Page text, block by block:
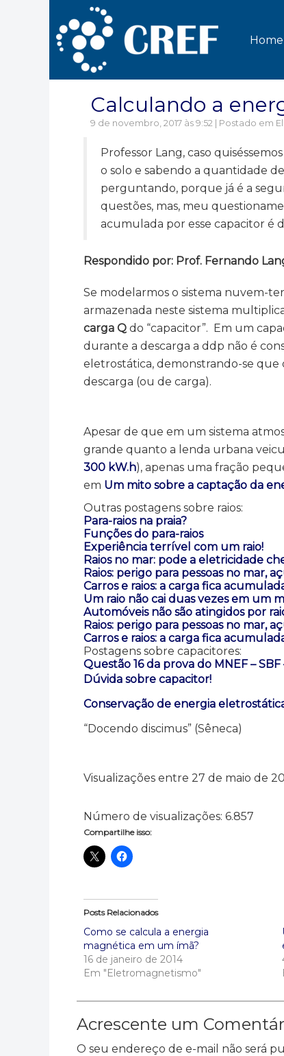
Home
Calculando a
9 de novembro, 2017 às 9:52 | Postado em
Professor Lang, caso
o solo e sabendo a quantidade
perguntando, porque já é a
questões, mas, meu
acumulada por esse capacitor é
Respondido por: Prof. Fernando
Se modelarmos o sistema nuvem-
armazenada neste sistema
carga Q do “capacitor”. Em um
durante a descarga a ddp não é
eletrostática, demonstrando-se que
descarga (ou de carga).
Apesar de que em um sistema
grande quanto a lenda urbana
300 kW.h), apenas uma fração
em Um mito sobre a captação da
Outras postagens sobre raios:
Para-raios na praia?
Funções do para-raios
Experiência terrível com um raio!
Raios no mar: pode a eletricidade
Raios: perigo para pessoas no mar,
Carros e raios: a carga fica
Um raio não cai duas vezes em
Automóveis não são atingidos por
Raios: perigo para pessoas no mar,
Carros e raios: a carga fica
Postagens sobre capacitores:
Questão 16 da prova do MNEF –
Dúvida sobre capacitor!
Conservação de energia
“Docendo discimus” (Sêneca)
Visualizações entre 27 de maio de
Número de visualizações: 6.857
Compartilhe isso:
Posts Relacionados
Como se calcula a energia
magnética em um ímã?
16 de janeiro de 2014
Em "Eletromagnetismo"
Acrescente um
O seu endereço de e-mail não será